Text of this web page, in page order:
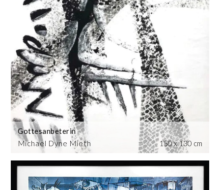
Michael Dyne Mieth
Gottesanbeterin
150 x 130 cm